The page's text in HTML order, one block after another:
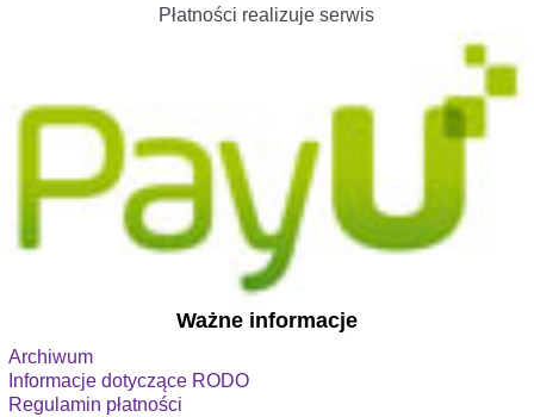
Płatności realizuje serwis
Ważne informacje
Archiwum
Informacje dotyczące RODO
Regulamin płatności